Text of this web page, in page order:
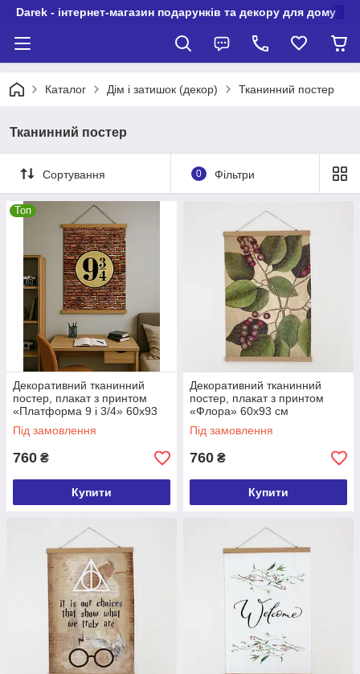
Darek - інтернет-магазин подарунків та декору для дому
Каталог Дім і затишок (декор) Тканинний постер
Тканинний постер
Сортування 0 Фільтри
Топ
Декоративний тканинний
постер, плакат з принтом
«Платформа 9 і 3/4» 60х93
см (TPSR_22S078)
Під замовлення
760 ₴
Купити
Декоративний тканинний
постер, плакат з принтом
«Флора» 60х93 см
(TPSR_22S044)
Під замовлення
760 ₴
Купити